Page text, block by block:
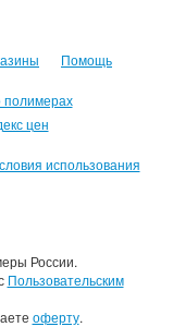
Помощь
полимерах
цен
использования
России.
Пользовательским
оферту.